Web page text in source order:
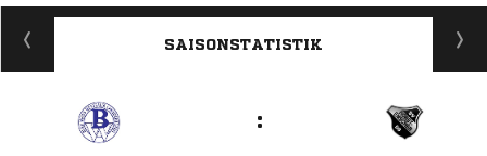
ANZEIGE
SAISONSTATISTIK
: